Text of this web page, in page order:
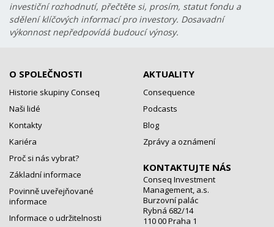
investiční rozhodnutí, přečtěte si, prosím, statut fondu a
sdělení klíčových informací pro investory. Dosavadní
výkonnost nepředpovídá budoucí výnosy.
O SPOLEČNOSTI
Historie skupiny Conseq
Naši lidé
Kontakty
Kariéra
Proč si nás vybrat?
Základní informace
Povinně uveřejňované
informace
Informace o udržitelnosti
AKTUALITY
Consequence
Podcasts
Blog
Zprávy a oznámení
KONTAKTUJTE NÁS
Conseq Investment
Management, a.s.
Burzovní palác
Rybná 682/14
110 00 Praha 1